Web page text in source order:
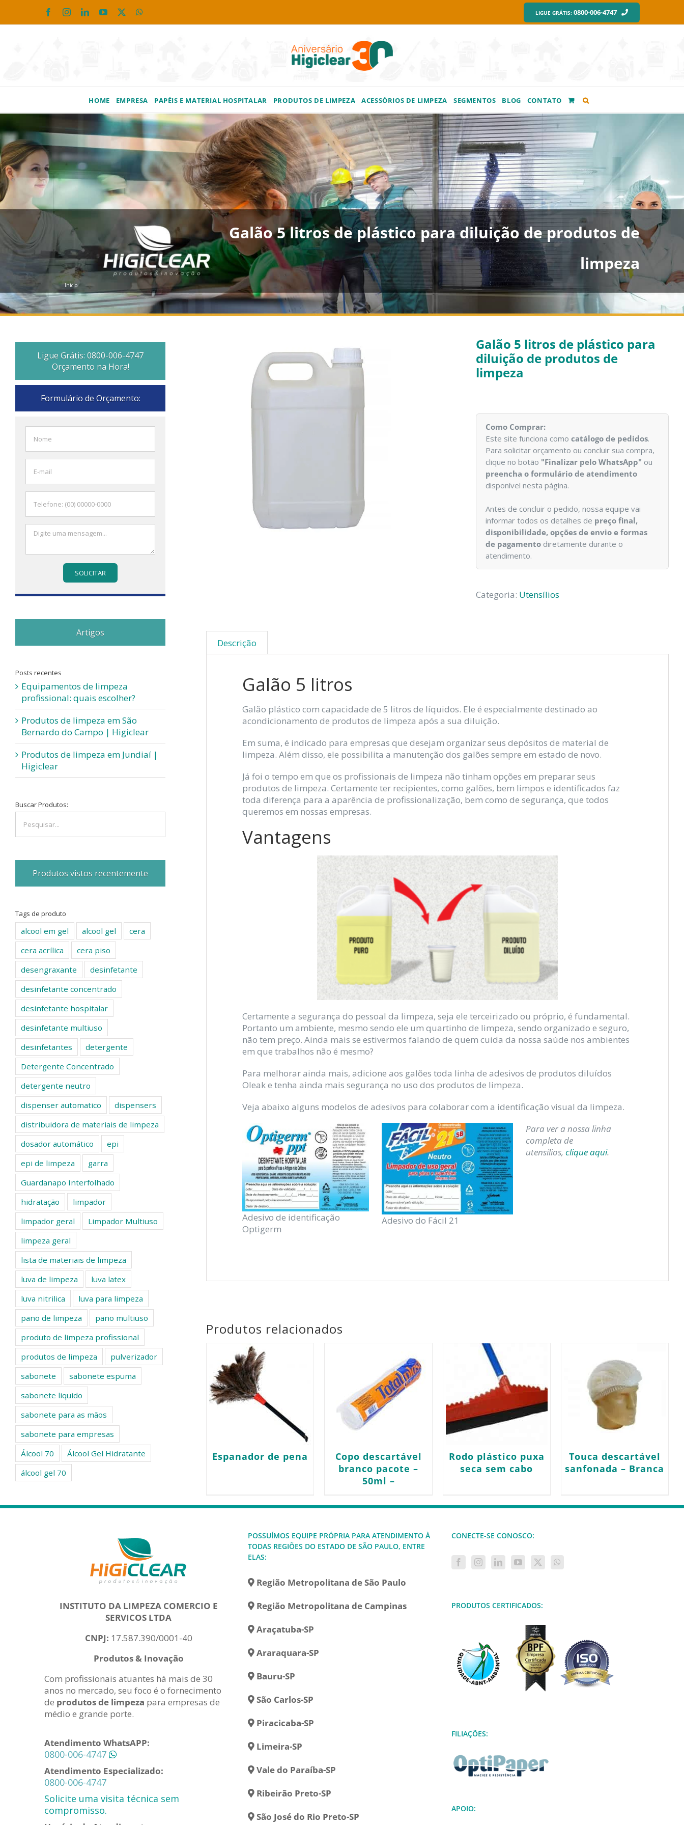
o
FacebookInstagramLinkedInYouTube LIGUE GRÁTIS: 0800-006-4747
HOME EMPRESA PAPÉIS E MATERIAL HOSPITALAR PRODUTOS DE LIMPEZA ACESSÓRIOS DE LIMPEZA SEGMENTOS BLOG CONTATO
Galão 5 litros de plástico para diluição de produtos de
limpeza
Início
Galão 5 litros de plástico para
diluição de produtos de
limpeza
Como Comprar:
Este site funciona comocatálogo de pedidos.
Para solicitar orçamento ou concluir sua compra,
clique no botão "Finalizar pelo WhatsApp" ou
preencha o formulário de atendimento
disponível nesta página.
Antes de concluir o pedido, nossa equipe vai
informar todos os detalhes de preço final,
disponibilidade, opções de envio e formas
de pagamento diretamente durante o
atendimento.
Categoria: Utensílios
Descrição
Galão 5 litros
Galão plástico com capacidade de 5 litros de líquidos. Ele é especialmente destinado ao
acondicionamento de produtos de limpeza após a sua diluição.
Em suma, é indicado para empresas que desejam organizar seus depósitos de material de
limpeza. Além disso, ele possibilita a manutenção dos galões sempre em estado de novo.
Já foi o tempo em que os profissionais de limpeza não tinham opções em preparar seus
produtos de limpeza. Certamente ter recipientes, como galões, bem limpos e identificados faz
toda diferença para a aparência de profissionalização, bem como de segurança, que todos
queremos em nossas empresas.
Vantagens
Certamente a segurança do pessoal da limpeza, seja ele terceirizado ou próprio, é fundamental.
Portanto um ambiente, mesmo sendo ele um quartinho de limpeza, sendo organizado e seguro,
não tem preço. Ainda mais se estivermos falando de quem cuida da nossa saúde nos ambientes
em que trabalhos não é mesmo?
Para melhorar ainda mais, adicione aos galões toda linha de adesivos de produtos diluídos
Oleak e tenha ainda mais segurança no uso dos produtos de limpeza.
Veja abaixo alguns modelos de adesivos para colaborar com a identificação visual da limpeza.
Adesivo de identificação
Optigerm
Adesivo do Fácil 21
Para ver a nossa linha
completa de
utensílios, clique aqui.
Produtos relacionados
Espanador de pena
Copo descartável
branco pacote –
50ml –
Rodo plástico puxa
seca sem cabo
Touca descartável
sanfonada – Branca
Ligue Grátis: 0800-006-4747
Orçamento na Hora!
Formulário de Orçamento:
Artigos
Posts recentes
Equipamentos de limpeza
profissional: quais escolher?
Produtos de limpeza em São
Bernardo do Campo | Higiclear
Produtos de limpeza em Jundiaí |
Higiclear
Buscar Produtos:
Produtos vistos recentemente
Tags de produto
alcool em gel alcool gel
cera
cera acrílica
cera piso
desengraxante
desinfetante
desinfetante concentrado
desinfetante hospitalar
desinfetante multiuso
desinfetantes
detergente
Detergente Concentrado
detergente neutro
dispenser automatico
dispensers
distribuidora de materiais de limpeza
dosador automático
epi
epi de limpeza
garra
Guardanapo Interfolhado
hidratação
limpador
limpador geral
Limpador Multiuso
limpeza geral
lista de materiais de limpeza
luva de limpeza
luva latex
luva nitrilica
luva para limpeza
pano de limpeza
pano multiuso
produto de limpeza profissional
produtos de limpeza
pulverizador
sabonete
sabonete espuma
sabonete liquido
sabonete para as mãos
sabonete para empresas
Álcool 70
Álcool Gel Hidratante
álcool gel 70
INSTITUTO DA LIMPEZA COMERCIO E
SERVICOS LTDA
CNPJ: 17.587.390/0001-40
Produtos & Inovação
Com profissionais atuantes há mais de 30
anos no mercado, seu foco é o fornecimento
de produtos de limpeza para empresas de
médio e grande porte.
Atendimento WhatsAPP:
0800-006-4747
Atendimento Especializado:
0800-006-4747
Solicite uma visita técnica sem
compromisso.
POSSUÍMOS EQUIPE PRÓPRIA PARA ATENDIMENTO À
TODAS REGIÕES DO ESTADO DE SÃO PAULO, ENTRE
ELAS:
Região Metropolitana de São Paulo
Região Metropolitana de Campinas
Araçatuba-SP
Araraquara-SP
Bauru-SP
São Carlos-SP
Piracicaba-SP
Limeira-SP
Vale do Paraíba-SP
Ribeirão Preto-SP
São José do Rio Preto-SP
CONECTE-SE CONOSCO:
PRODUTOS CERTIFICADOS:
FILIAÇÕES:
APOIO: